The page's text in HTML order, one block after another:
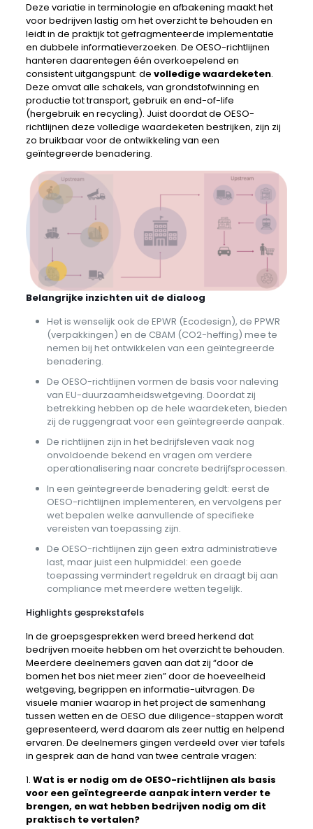
Deze variatie in terminologie en afbakening maakt het
voor bedrijven lastig om het overzicht te behouden en
leidt in de praktijk tot gefragmenteerde implementatie
en dubbele informatieverzoeken. De OESO-richtlijnen
hanteren daarentegen één overkoepelend en
consistent uitgangspunt: de volledige waardeketen.
Deze omvat alle schakels, van grondstofwinning en
productie tot transport, gebruik en end-of-life
(hergebruik en recycling). Juist doordat de OESO-
richtlijnen deze volledige waardeketen bestrijken, zijn zij
zo bruikbaar voor de ontwikkeling van een
geïntegreerde benadering.
Belangrijke inzichten uit de dialoog
Het is wenselijk ook de EPWR (Ecodesign), de PPWR
(verpakkingen) en de CBAM (CO2-heffing) mee te
nemen bij het ontwikkelen van een geïntegreerde
benadering.
De OESO-richtlijnen vormen de basis voor naleving
van EU-duurzaamheidswetgeving. Doordat zij
betrekking hebben op de hele waardeketen, bieden
zij de ruggengraat voor een geïntegreerde aanpak.
De richtlijnen zijn in het bedrijfsleven vaak nog
onvoldoende bekend en vragen om verdere
operationalisering naar concrete bedrijfsprocessen.
In een geïntegreerde benadering geldt: eerst de
OESO-richtlijnen implementeren, en vervolgens per
wet bepalen welke aanvullende of specifieke
vereisten van toepassing zijn.
De OESO-richtlijnen zijn geen extra administratieve
last, maar juist een hulpmiddel: een goede
toepassing vermindert regeldruk en draagt bij aan
compliance met meerdere wetten tegelijk.
Highlights gesprekstafels
In de groepsgesprekken werd breed herkend dat
bedrijven moeite hebben om het overzicht te behouden.
Meerdere deelnemers gaven aan dat zij “door de
bomen het bos niet meer zien” door de hoeveelheid
wetgeving, begrippen en informatie-uitvragen. De
visuele manier waarop in het project de samenhang
tussen wetten en de OESO due diligence-stappen wordt
gepresenteerd, werd daarom als zeer nuttig en helpend
ervaren. De deelnemers gingen verdeeld over vier tafels
in gesprek aan de hand van twee centrale vragen:
1. Wat is er nodig om de OESO-richtlijnen als basis
voor een geïntegreerde aanpak intern verder te
brengen, en wat hebben bedrijven nodig om dit
praktisch te vertalen?